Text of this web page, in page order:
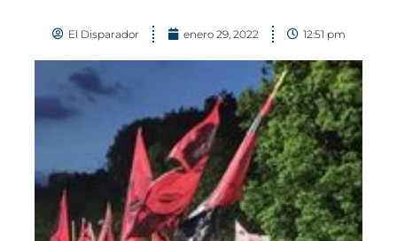
El Disparador enero 29, 2022 12:51 pm